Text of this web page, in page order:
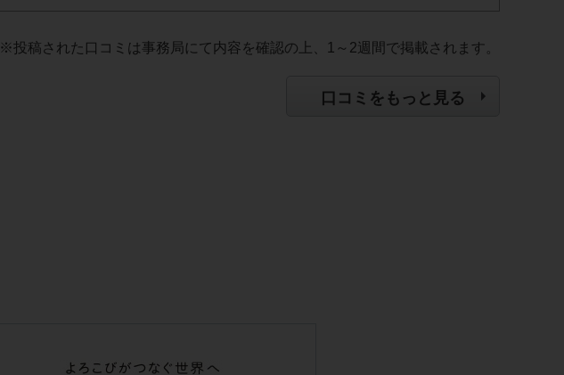
※投稿された口コミは事務局にて内容を確認の上、1～2週間で掲載されます。
口コミをもっと見る